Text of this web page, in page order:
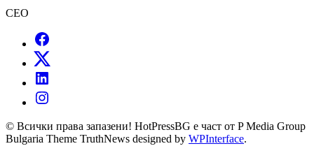
CEO
© Всички права запазени! HotPressBG е част от P Media Group
Bulgaria Theme TruthNews designed by WPInterface.